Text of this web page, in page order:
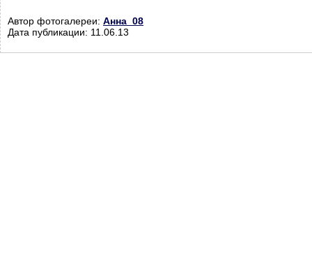
Автор фотогалереи: Анна_08
Дата публикации: 11.06.13